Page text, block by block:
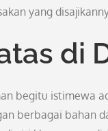
yang
di
begitu istimewa
berbagai bahan